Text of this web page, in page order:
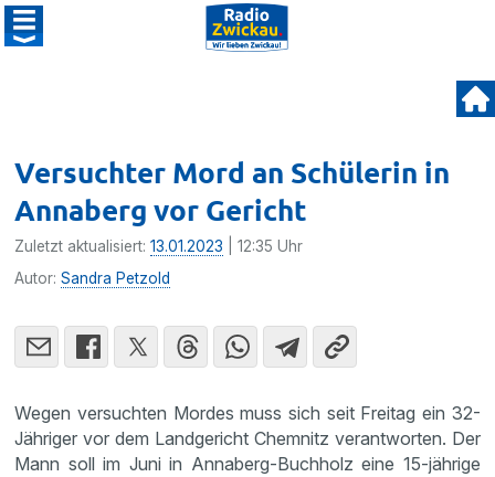
Versuchter Mord an Schülerin in
Annaberg vor Gericht
Zuletzt aktualisiert:13.01.2023 | 12:35 Uhr
Autor:Sandra Petzold
Wegen versuchten Mordes muss sich seit Freitag ein 32-
Jähriger vor dem Landgericht Chemnitz verantworten. Der
Mann soll im Juni in Annaberg-Buchholz eine 15-jährige